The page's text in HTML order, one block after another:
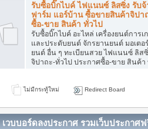
รับซื้อบิ๊กไบค์ ไฟแนนซ์ ลิสซิ่ง รับจ้
ฟาร์ม แอร์บ้าน ซื้อขายสินค้าจิปา
ซื้อ-ขาย สินค้า ทั่วไป
รับซื้อบิ๊กไบค์ อะไหล่ เครื่องยนต์การเ
และประดับยนต์ จักรยานยนต์ มอเตอ
ยนต์ อื่น ๆ ทะเบียนสวย ไฟแนนซ์ ลิส
จิปาถะ-ทั่วไป ประกาศซื้อ-ขาย สินค้า
ไม่มีกระทู้ใหม่ Redirect Board
เวบบอร์ดลงประกาศ รวมเว็บประกาศ